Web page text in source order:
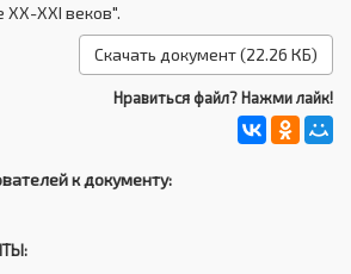
XXI веков".
Скачать документ (22.26 КБ)
Нравиться файл? Нажми лайк!
к документу: